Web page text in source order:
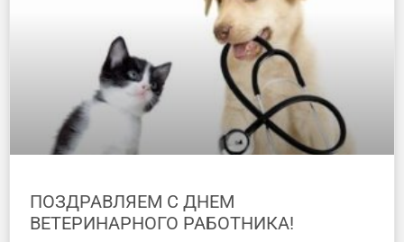
ПОЗДРАВЛЯЕМ С ДНЕМ
ВЕТЕРИНАРНОГО РАБОТНИКА!